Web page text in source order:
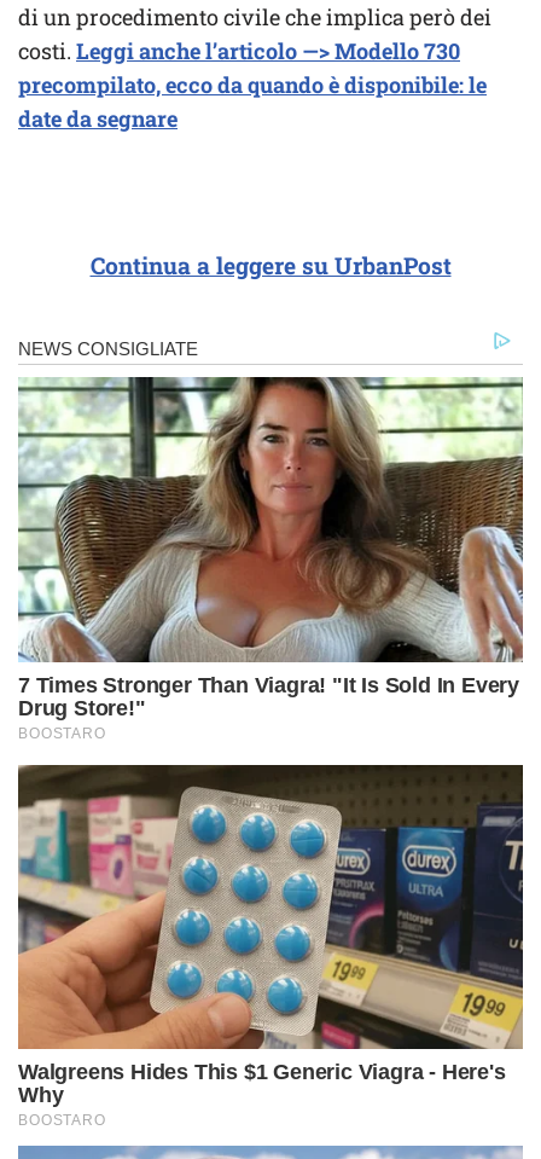
di un procedimento civile che implica però dei
costi. Leggi anche l’articolo —> Modello 730
precompilato, ecco da quando è disponibile: le
date da segnare
Continua a leggere su UrbanPost